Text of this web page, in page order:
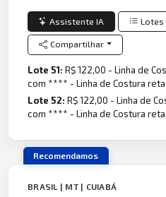
Assistente IA Lotes
Compartilhar
Lote 51:R$ 122,00 - Linha de
com **** - Linha de Costura reta
Lote 52:R$ 122,00 - Linha de
com **** - Linha de Costura
Recomendamos
BRASIL | MT | CUIABÁ